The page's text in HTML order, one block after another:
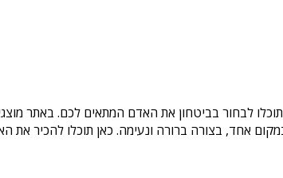
לבחור בביטחון את האדם המתאים לכם. באתר
אחד, בצורה ברורה ונעימה. כאן תוכלו להכיר את